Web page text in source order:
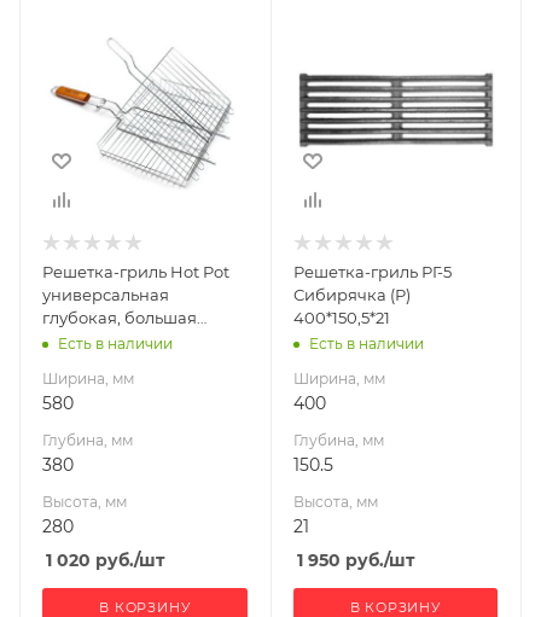
Глубина, мм
380
Высота, мм
280
Решетка-гриль Hot Pot
универсальная
глубокая, большая
(8)580*380*280
Есть в наличии
Ширина, мм
580
Глубина, мм
380
Высота, мм
280
1 020 руб./шт
В КОРЗИНУ
Глубина, мм
150.5
Высота, мм
21
Решетка-гриль РГ-5
Сибирячка (Р)
400*150,5*21
Есть в наличии
Ширина, мм
400
Глубина, мм
150.5
Высота, мм
21
1 950 руб./шт
В КОРЗИНУ